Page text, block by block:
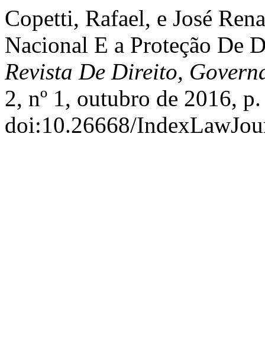
Copetti, Rafael, e José
Nacional E a Proteção De
Revista De Direito,
2, nº 1, outubro de 2016,
doi:10.26668/